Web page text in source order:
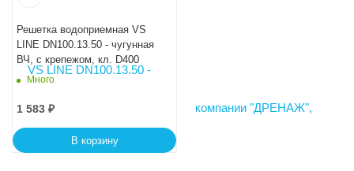
Решетка водоприемная VS
LINE DN100.13.50 - чугунная
ВЧ, с крепежом, кл. D400
Много
1 583 ₽
В корзину